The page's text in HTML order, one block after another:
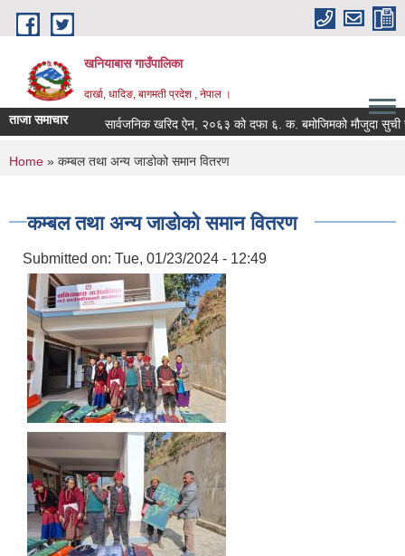
Skip to main content
खनियाबास गाउँपालिका
दार्खा, धादिङ, बागमती प्रदेश , नेपाल ।
ताजा समाचार सार्वजनिक खरिद ऐन, २०६३ को दफा ६. क. बमोजिमको मौजुदा सुची
You are here
Home » कम्बल तथा अन्य जाडोको समान वितरण
कम्बल तथा अन्य जाडोको समान वितरण
Submitted on: Tue, 01/23/2024 - 12:49